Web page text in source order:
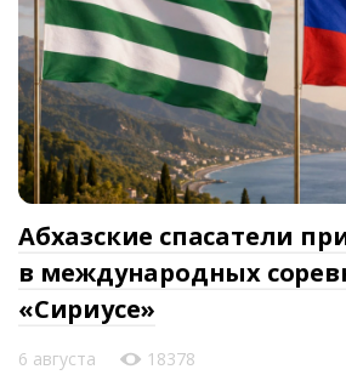
Абхазские спасатели
в международных
«Сириусе»
6 августа 18378